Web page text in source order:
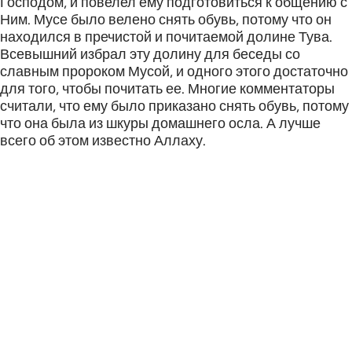
Ним. Мусе было велено снять обувь, потому что он
находился в пречистой и почитаемой долине Тува.
Всевышний избрал эту долину для беседы со
славным пророком Мусой, и одного этого достаточно
для того, чтобы почитать ее. Многие комментаторы
считали, что ему было приказано снять обувь, потому
что она была из шкуры домашнего осла. А лучше
всего об этом известно Аллаху.